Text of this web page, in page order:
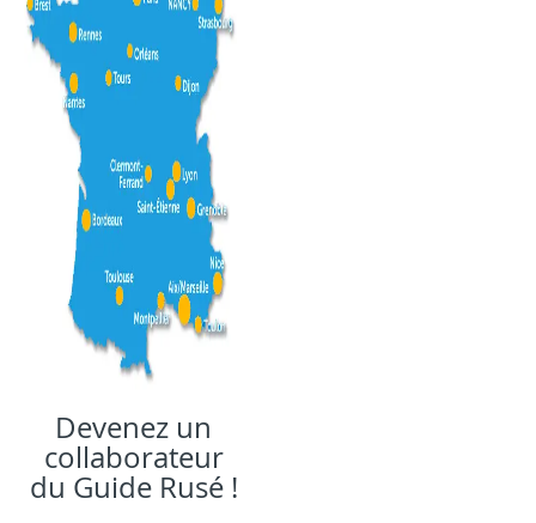
Devenez un
collaborateur
du Guide Rusé !